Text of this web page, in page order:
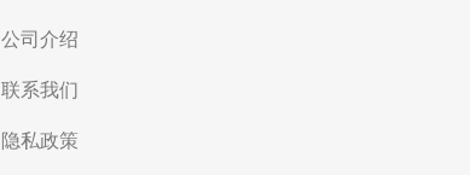
公司介绍
联系我们
隐私政策